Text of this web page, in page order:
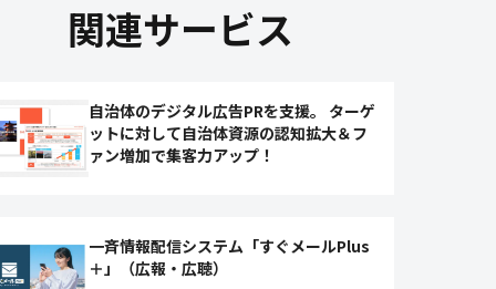
関連サービス
自治体のデジタル広告PRを支援。 ターゲ
ットに対して自治体資源の認知拡大＆フ
ァン増加で集客力アップ！
一斉情報配信システム「すぐメールPlus
＋」（広報・広聴）